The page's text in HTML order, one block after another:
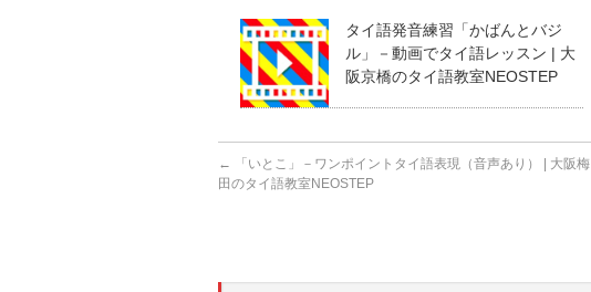
タイ語発音練習「かばんとバジ
ル」－動画でタイ語レッスン | 大
阪京橋のタイ語教室NEOSTEP
←
「いとこ」－ワンポイントタイ語表現（音声あり） | 大阪梅
田のタイ語教室NEOSTEP